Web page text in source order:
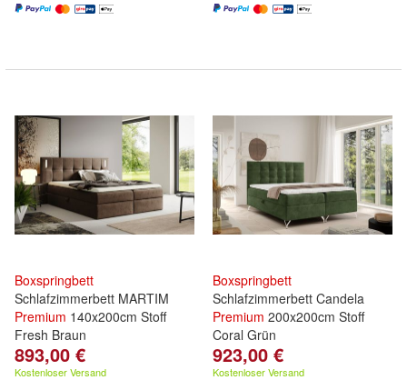
Boxspringbett
Schlafzimmerbett MARTIM
Premium 140x200cm Stoff
Fresh Braun
893,00 €
Kostenloser Versand
Boxspringbett
Schlafzimmerbett Candela
Premium 200x200cm Stoff
Coral Grün
923,00 €
Kostenloser Versand